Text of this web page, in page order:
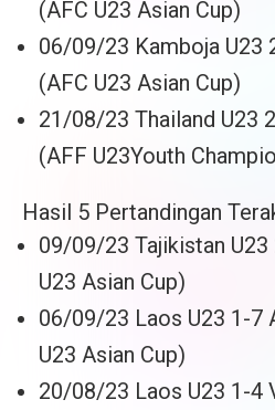
(AFC U23 Asian Cup)
06/09/23 Kamboja U23
(AFC U23 Asian Cup)
21/08/23 Thailand U23
(AFF U23Youth
Hasil 5 Pertandingan
09/09/23 Tajikistan U23
U23 Asian Cup)
06/09/23 Laos U23 1-7
U23 Asian Cup)
20/08/23 Laos U23 1-4